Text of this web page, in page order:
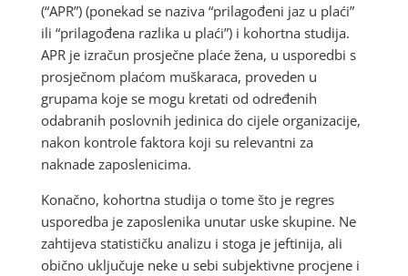
(“APR”) (ponekad se naziva “prilagođeni jaz u plaći”
ili “prilagođena razlika u plaći”) i kohortna studija.
APR je izračun prosječne plaće žena, u usporedbi s
prosječnom plaćom muškaraca, proveden u
grupama koje se mogu kretati od određenih
odabranih poslovnih jedinica do cijele organizacije,
nakon kontrole faktora koji su relevantni za
naknade zaposlenicima.
Konačno, kohortna studija o tome što je regres
usporedba je zaposlenika unutar uske skupine. Ne
zahtijeva statističku analizu i stoga je jeftinija, ali
obično uključuje neke u sebi subjektivne procjene i